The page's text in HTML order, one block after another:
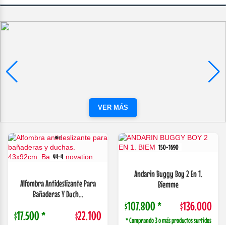
VER MÁS
44-4
Alfombra Antideslizante Para
Bañaderas Y Duch...
$17.500 * $22.100
150-1690
Andarin Buggy Boy 2 En 1.
Biemme
$107.800 * $136.000
* Comprando 3 o más productos surtidos